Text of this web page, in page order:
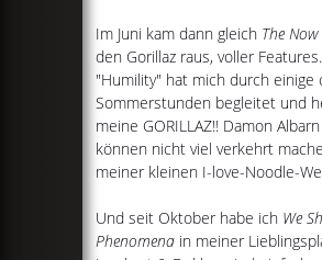
Im Juni kam dann gleich The
den Gorillaz raus, voller
"Humility" hat mich durch einige
Sommerstunden begleitet und
meine GORILLAZ!! Damon
können nicht viel verkehrt
meiner kleinen I-love-Noodle-
Und seit Oktober habe ich We
Phenomena in meiner